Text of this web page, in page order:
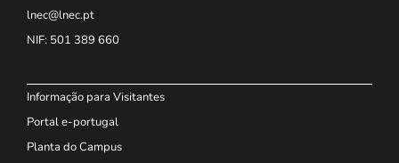
lnec@lnec.pt
NIF: 501 389 660
Informação para Visitantes
Portal e-portugal
Planta do Campus